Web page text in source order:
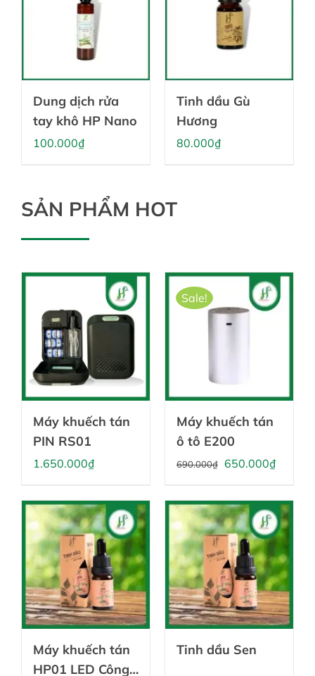
Dung dịch rửa
tay khô HP Nano
100.000₫
Tinh dầu Gù
Hương
80.000₫
SẢN PHẨM HOT
Máy khuếch tán
PIN RS01
1.650.000₫
Sale!
Máy khuếch tán
ô tô E200
690.000₫
Giá
là:
690.000₫.
650.000₫Giá
tại
là:
Máy khuếch tán
HP01 LED Công
Tinh dầu Sen